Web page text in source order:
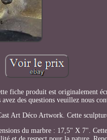
fiche produit est originalement
des questions veuillez nous
Art Déco Artwork. Cette
du marbre : 17,5" X 7".